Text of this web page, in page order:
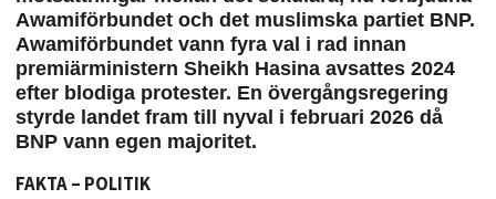
Awamiförbundet och det muslimska partiet BNP.
Awamiförbundet vann fyra val i rad innan
premiärministern Sheikh Hasina avsattes 2024
efter blodiga protester. En övergångsregering
styrde landet fram till nyval i februari 2026 då
BNP vann egen majoritet.
FAKTA – POLITIK